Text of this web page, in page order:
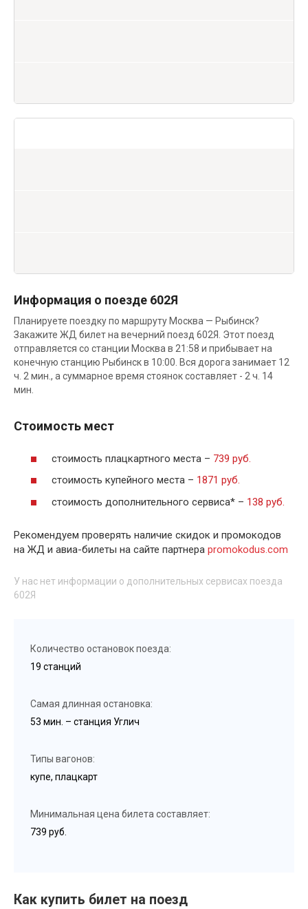
Информация о поезде 602Я
Планируете поездку по маршруту Москва — Рыбинск?
Закажите ЖД билет на вечерний поезд 602Я. Этот поезд
отправляется со станции Москва в 21:58 и прибывает на
конечную станцию Рыбинск в 10:00. Вся дорога занимает 12
ч. 2 мин., а суммарное время стоянок составляет - 2 ч. 14
мин.
Стоимость мест
стоимость плацкартного места – 739 руб.
стоимость купейного места – 1871 руб.
стоимость дополнительного сервиса* – 138 руб.
Рекомендуем проверять наличие скидок и промокодов
на ЖД и авиа-билеты на сайте партнера promokodus.com
У нас нет информации о дополнительных сервисах поезда
602Я
Количество остановок поезда:
19 станций
Самая длинная остановка:
53 мин. – станция Углич
Типы вагонов:
купе, плацкарт
Минимальная цена билета составляет:
739 руб.
Как купить билет на поезд